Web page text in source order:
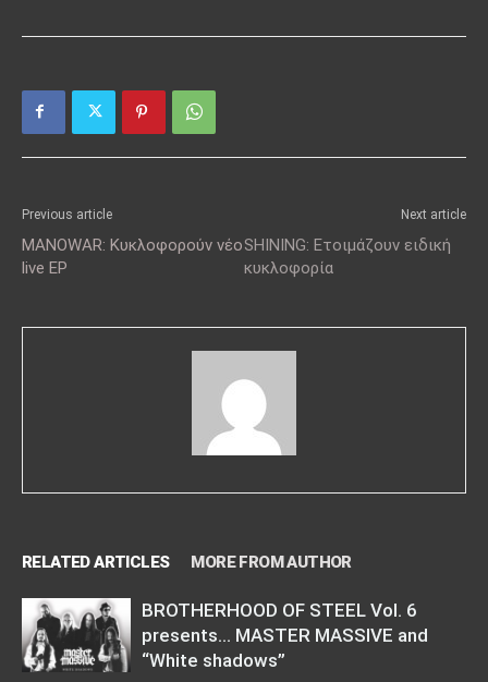
Previous article
MANOWAR: Κυκλοφορούν νέο
live EP
Next article
SHINING: Ετοιμάζουν ειδική
κυκλοφορία
RELATED ARTICLES MORE FROM AUTHOR
BROTHERHOOD OF STEEL Vol. 6
presents… MASTER MASSIVE and
“White shadows”